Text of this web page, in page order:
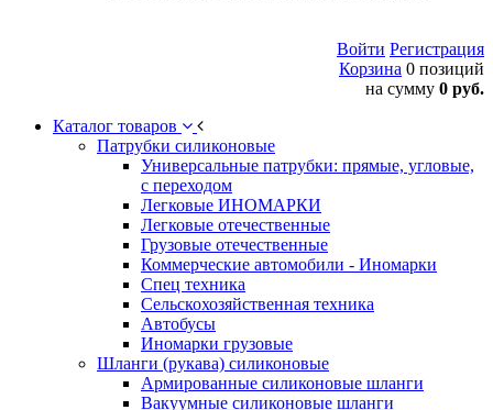
Войти Регистрация
Корзина 0 позиций
на сумму 0 руб.
Каталог товаров
Патрубки силиконовые
Универсальные патрубки: прямые, угловые,
с переходом
Легковые ИНОМАРКИ
Легковые отечественные
Грузовые отечественные
Коммерческие автомобили - Иномарки
Спец техника
Сельскохозяйственная техника
Автобусы
Иномарки грузовые
Шланги (рукава) силиконовые
Армированные силиконовые шланги
Вакуумные силиконовые шланги